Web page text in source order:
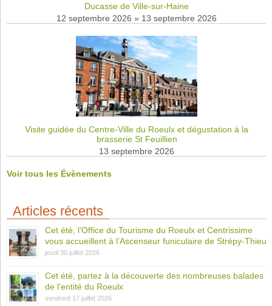
Ducasse de Ville-sur-Haine
12 septembre 2026 » 13 septembre 2026
Visite guidée du Centre-Ville du Roeulx et dégustation à la
brasserie St Feuillien
13 septembre 2026
Voir tous les Évènements
Articles récents
Cet été, l’Office du Tourisme du Roeulx et Centrissime
vous accueillent à l’Ascenseur funiculaire de Strépy-Thieu
jeudi 30 juillet 2026
Cet été, partez à la découverte des nombreuses balades
de l’entité du Roeulx
vendredi 17 juillet 2026